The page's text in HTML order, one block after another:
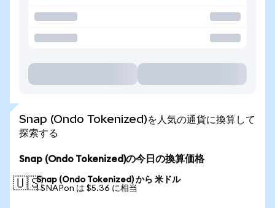
Snap (Ondo Tokenized)を人気の通貨に換算して
探索する
Snap (Ondo Tokenized)の今日の換算価格
🇺🇸Snap (Ondo Tokenized) から 米ドル
1 SNAPon は $5.36 に相当